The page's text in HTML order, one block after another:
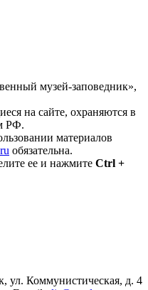
музей-заповедник»,
на сайте, охраняются в
РФ.
материалов
обязательна.
ее и нажмите Ctrl +
ул. Коммунистическая, д. 4